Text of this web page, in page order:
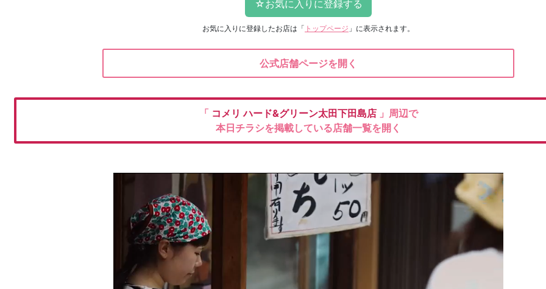
お気に入りに登録したお店は 「 トップページ 」に表示されます。
公式店舗ページを開く
「 コメリハード&グリーン太田下田島店 」周辺で
本日チラシを掲載している店舗一覧を開く